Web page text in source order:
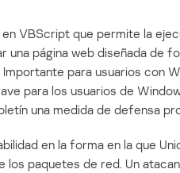
en VBScript que permite la
una página web diseñada de
para usuarios con
para los usuarios de
una medida de defensa
en la forma en la que
los paquetes de red. Un